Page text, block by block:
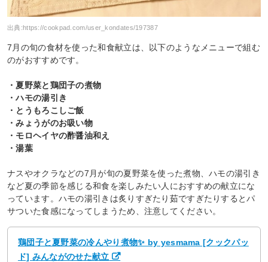
出典:https://cookpad.com/user_kondates/197387
7月の旬の食材を使った和食献立は、以下のようなメニューで組む
のがおすすめです。
・夏野菜と鶏団子の煮物
・ハモの湯引き
・とうもろこしご飯
・みょうがのお吸い物
・モロヘイヤの酢醤油和え
・湯葉
ナスやオクラなどの7月が旬の夏野菜を使った煮物、ハモの湯引き
など夏の季節を感じる和食を楽しみたい人におすすめの献立にな
っています。ハモの湯引きは炙りすぎたり茹ですぎたりするとパ
サついた食感になってしまうため、注意してください。
鶏団子と夏野菜の冷んやり煮物✨ by yesmama [クックパッ
ド] みんながのせた献立